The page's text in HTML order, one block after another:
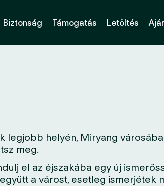
Biztonság Támogatás Letöltés
helyén, Miryang
meg.
el az éjszakába egy új
a várost, esetleg ismerjétek